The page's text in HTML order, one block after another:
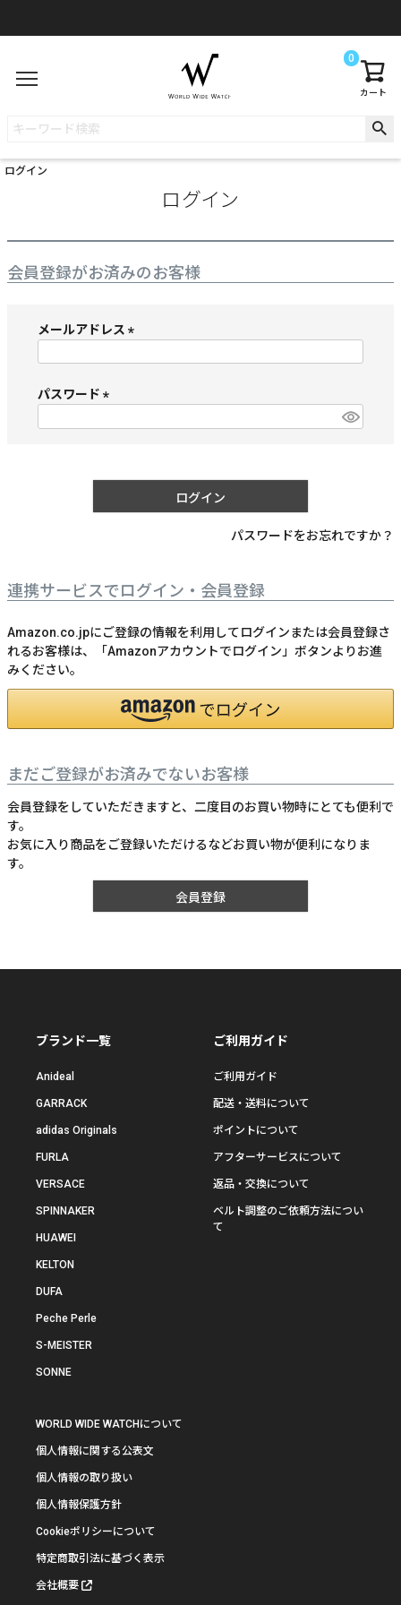
カート
0
ログイン
ログイン
会員登録がお済みのお客様
メールアドレス
)
パスワード
ログイン
パスワードをお忘れですか？
連携サービスでログイン・会員登録
Amazon.co.jpにご登録の情報を利用してログインまたは会員登録さ
れるお客様は、「Amazonアカウントでログイン」ボタンよりお進
みください。
まだご登録がお済みでないお客様
会員登録をしていただきますと、二度目のお買い物時にとても便利で
す。
お気に入り商品をご登録いただけるなどお買い物が便利になりま
す。
会員登録
ブランド一覧
Anideal
GARRACK
adidas Originals
FURLA
VERSACE
SPINNAKER
HUAWEI
KELTON
DUFA
Peche Perle
S-MEISTER
SONNE
ご利用ガイド
ご利用ガイド
配送・送料について
ポイントについて
アフターサービスについて
返品・交換について
ベルト調整のご依頼方法につい
て
WORLD WIDE WATCHについて
個人情報に関する公表文
個人情報の取り扱い
個人情報保護方針
Cookieポリシーについて
特定商取引法に基づく表示
会社概要